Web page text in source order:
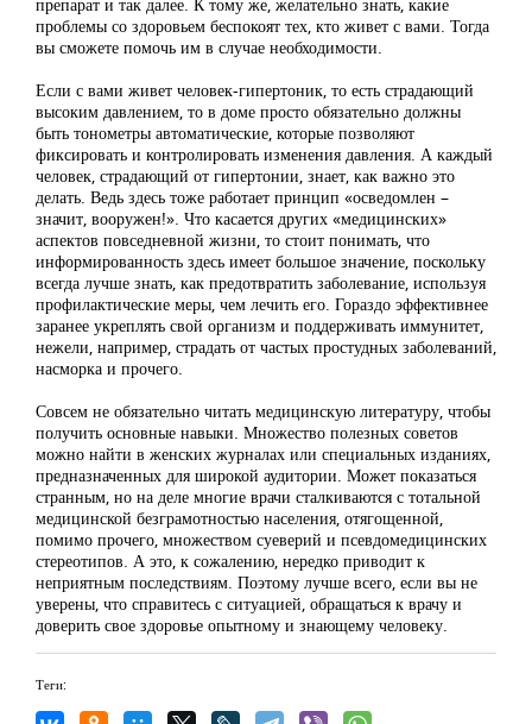
проблемы со здоровьем беспокоят тех, кто живет с вами. Тогда
вы сможете помочь им в случае необходимости.
Если с вами живет человек-гипертоник, то есть страдающий
высоким давлением, то в доме просто обязательно должны
быть тонометры автоматические, которые позволяют
фиксировать и контролировать изменения давления. А каждый
человек, страдающий от гипертонии, знает, как важно это
делать. Ведь здесь тоже работает принцип «осведомлен –
значит, вооружен!». Что касается других «медицинских»
аспектов повседневной жизни, то стоит понимать, что
информированность здесь имеет большое значение, поскольку
всегда лучше знать, как предотвратить заболевание, используя
профилактические меры, чем лечить его. Гораздо эффективнее
заранее укреплять свой организм и поддерживать иммунитет,
нежели, например, страдать от частых простудных заболеваний,
насморка и прочего.
Совсем не обязательно читать медицинскую литературу, чтобы
получить основные навыки. Множество полезных советов
можно найти в женских журналах или специальных изданиях,
предназначенных для широкой аудитории. Может показаться
странным, но на деле многие врачи сталкиваются с тотальной
медицинской безграмотностью населения, отягощенной,
помимо прочего, множеством суеверий и псевдомедицинских
стереотипов. А это, к сожалению, нередко приводит к
неприятным последствиям. Поэтому лучше всего, если вы не
уверены, что справитесь с ситуацией, обращаться к врачу и
доверить свое здоровье опытному и знающему человеку.
Теги: